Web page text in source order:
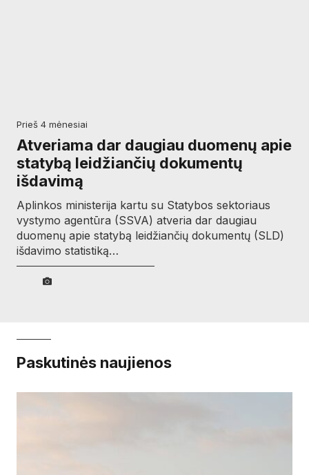
prieš 4 mėnesiai
Atveriama dar daugiau duomenų apie
statybą leidžiančių dokumentų
išdavimą
Aplinkos ministerija kartu su Statybos sektoriaus
vystymo agentūra (SSVA) atveria dar daugiau
duomenų apie statybą leidžiančių dokumentų (SLD)
išdavimo statistiką…
Paskutinės naujienos